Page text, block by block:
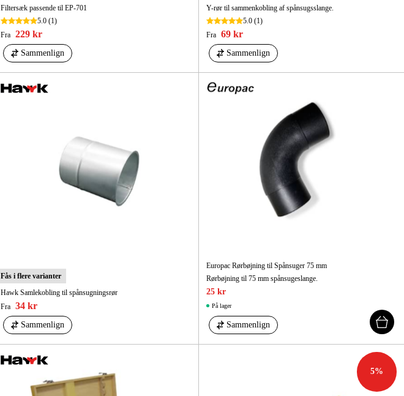
Filtersæk passende til EP-701
5.0(1)
Fra 229 kr
Sammenlign
Y-rør til sammenkobling af spånsugsslange.
5.0(1)
Fra 69 kr
Sammenlign
Fås i flere varianter
Hawk Samlekobling til spånsugningsrør
Fra 34 kr
Sammenlign
Europac Rørbøjning til Spånsuger 75 mm
Rørbøjning til 75 mm spånsugeslange.
25 kr
På lager
Sammenlign
5%